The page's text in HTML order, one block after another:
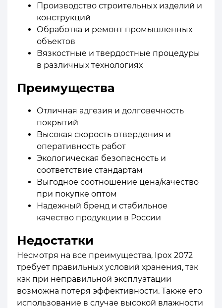
Производство строительных изделий и
конструкций
Обработка и ремонт промышленных
объектов
Вязкостные и твердостные процедуры
в различных технологиях
Преимущества
Отличная адгезия и долговечность
покрытий
Высокая скорость отвердения и
оперативность работ
Экологическая безопасность и
соответствие стандартам
Выгодное соотношение цена/качество
при покупке оптом
Надежный бренд и стабильное
качество продукции в России
Недостатки
Несмотря на все преимущества, Ipox 2072
требует правильных условий хранения, так
как при неправильной эксплуатации
возможна потеря эффективности. Также его
использование в случае высокой влажности